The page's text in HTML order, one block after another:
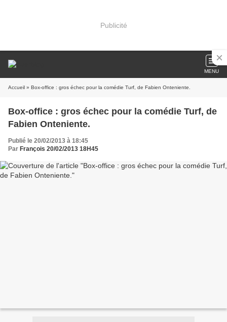
Publicité
MENU
Accueil » Box-office : gros échec pour la comédie Turf, de Fabien Onteniente.
Box-office : gros échec pour la comédie Turf, de
Fabien Onteniente.
Publié le 20/02/2013 à 18:45
Par François 20/02/2013 18H45